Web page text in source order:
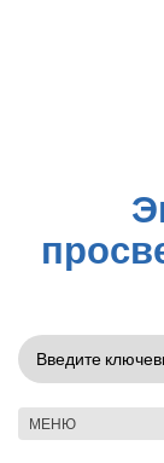
ФОРМА
ПОИСКА